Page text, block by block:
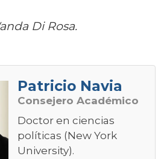
Di Rosa.
Patricio Navia
Consejero Académico
Doctor en ciencias
políticas (New York
University).